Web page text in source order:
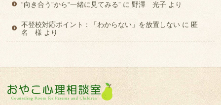
“向き合う”から“一緒に見てみる” に 野澤 光子 より
不登校対応ポイント：「わからない」を放置しない に 匿
名 様 より